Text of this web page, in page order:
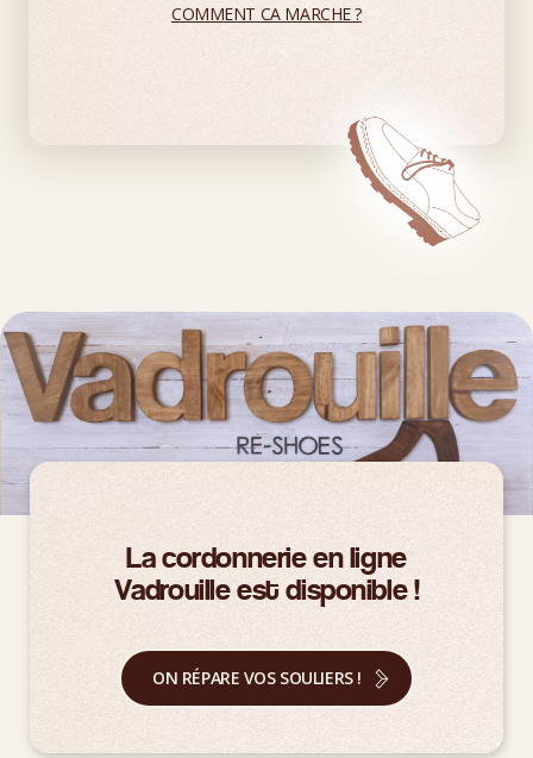
COMMENT CA MARCHE ?
La cordonnerie en ligne
Vadrouille est disponible !
ON RÉPARE VOS SOULIERS !